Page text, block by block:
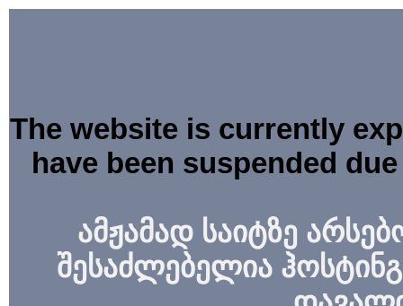
The website is currently
have been suspended
ამჟამად საიტზე
შესაძლებელია